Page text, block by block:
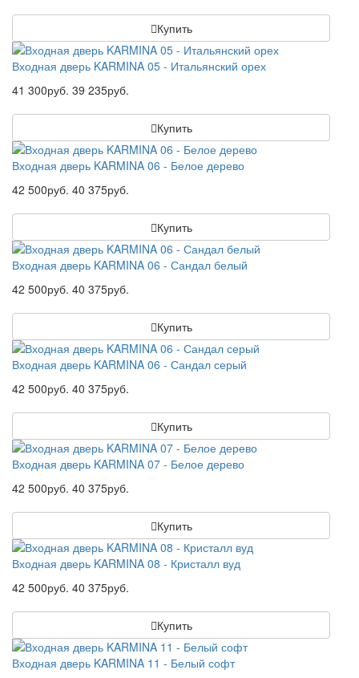
Купить
Входная дверь KARMINA 05 - Итальянский орех
41 300руб. 39 235руб.
Купить
Входная дверь KARMINA 06 - Белое дерево
42 500руб. 40 375руб.
Купить
Входная дверь KARMINA 06 - Сандал белый
42 500руб. 40 375руб.
Купить
Входная дверь KARMINA 06 - Сандал серый
42 500руб. 40 375руб.
Купить
Входная дверь KARMINA 07 - Белое дерево
42 500руб. 40 375руб.
Купить
Входная дверь KARMINA 08 - Кристалл вуд
42 500руб. 40 375руб.
Купить
Входная дверь KARMINA 11 - Белый софт